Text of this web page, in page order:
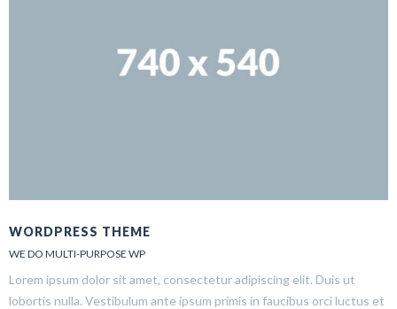
WORDPRESS THEME
WE DO MULTI-PURPOSE WP
Lorem ipsum dolor sit amet, consectetur adipiscing elit. Duis ut
lobortis nulla. Vestibulum ante ipsum primis in faucibus orci luctus et